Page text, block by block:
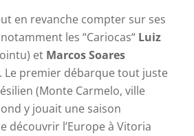
en revanche compter sur ses
les “Cariocas“ Luiz
et Marcos Soares
Le premier débarque tout juste
(Monte Carmelo, ville
y jouait une saison
découvrir l’Europe à Vitoria